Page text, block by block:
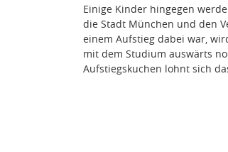
Einige Kinder hingegen
die Stadt München und den
einem Aufstieg dabei war,
mit dem Studium auswärts
Aufstiegskuchen lohnt sich